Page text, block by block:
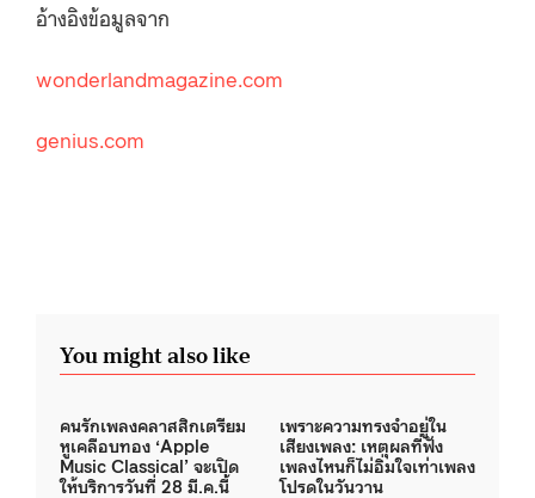
อ้างอิงข้อมูลจาก
wonderlandmagazine.com
genius.com
You might also like
คนรักเพลงคลาสสิกเตรียม
หูเคลือบทอง ‘Apple
Music Classical’ จะเปิด
ให้บริการวันที่ 28 มี.ค.นี้
เพราะความทรงจําอยู่ใน
เสียงเพลง: เหตุผลที่ฟัง
เพลงไหนก็ไม่อิ่มใจเท่าเพลง
โปรดในวันวาน